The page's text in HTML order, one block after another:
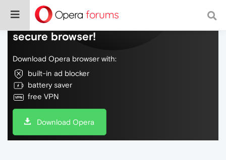
Do more on the web, with a fast and
secure browser!
Download Opera browser with:
built-in ad blocker
battery saver
free VPN
Download Opera